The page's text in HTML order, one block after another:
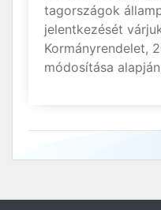
tagországok
jelentkezését
Kormányrendelet,
módosítása